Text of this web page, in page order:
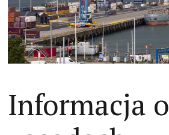
Informacja o